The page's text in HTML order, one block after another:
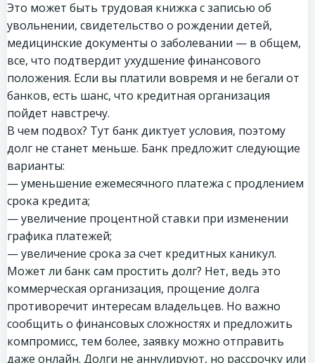
Это может быть трудовая книжка с записью об
увольнении, свидетельство о рождении детей,
медицинские документы о заболевании — в общем,
все, что подтвердит ухудшение финансового
положения. Если вы платили вовремя и не бегали от
банков, есть шанс, что кредитная организация
пойдет навстречу.
В чем подвох? Тут банк диктует условия, поэтому
долг не станет меньше. Банк предложит следующие
варианты:
— уменьшение ежемесячного платежа с продлением
срока кредита;
— увеличение процентной ставки при изменении
графика платежей;
— увеличение срока за счет кредитных каникул.
Может ли банк сам простить долг? Нет, ведь это
коммерческая организация, прощение долга
противоречит интересам владельцев. Но важно
сообщить о финансовых сложностях и предложить
компромисс, тем более, заявку можно отправить
даже онлайн. Долги не аннулируют, но рассрочку или